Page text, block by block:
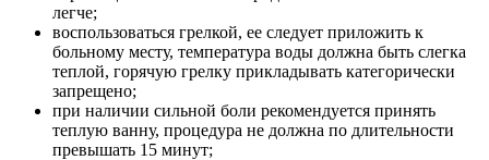
легче;
воспользоваться грелкой, ее следует приложить к
больному месту, температура воды должна быть слегка
теплой, горячую грелку прикладывать категорически
запрещено;
при наличии сильной боли рекомендуется принять
теплую ванну, процедура не должна по длительности
превышать 15 минут;